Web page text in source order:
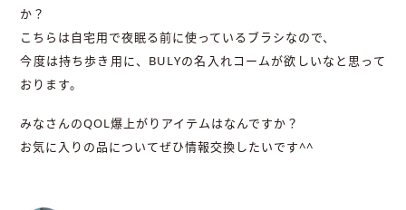
か？
こちらは自宅用で夜眠る前に使っているブラシなので、
今度は持ち歩き用に、BULYの名入れコームが欲しいなと思って
おります。
みなさんのQOL爆上がりアイテムはなんですか？
お気に入りの品についてぜひ情報交換したいです^^